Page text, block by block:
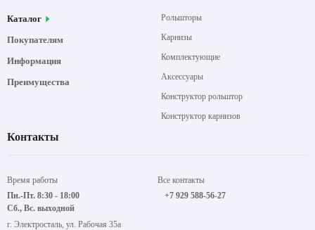
Каталог
Покупателям
Информация
Преимущества
Рольшторы
Карнизы
Комплектующие
Аксессуары
Конструктор рольштор
Конструктор карнизов
Контакты
Время работы
Пн.-Пт. 8:30 - 18:00
Сб., Вс. выходной
г. Электросталь, ул. Рабочая 35а
Все контакты
+7 929 588-56-27